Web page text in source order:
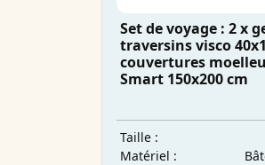
Set de voyage : 2 x
traversins visco
couvertures
Smart 150x200 cm
Taille :
Matériel :